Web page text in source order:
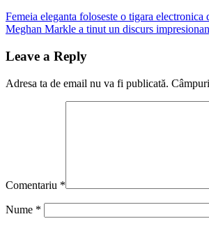
Navigare
în
articole
Previous
Post:
Femeia eleganta foloseste o tigara electronica
Next
Meghan Markle a tinut un discurs
Leave a Reply
Adresa ta de email nu va fi publicată.
Comentariu *
Nume *